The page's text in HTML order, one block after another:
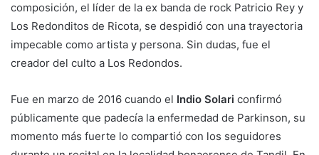
composición, el líder de la ex banda de rock Patricio Rey y
Los Redonditos de Ricota, se despidió con una trayectoria
impecable como artista y persona. Sin dudas, fue el
creador del culto a Los Redondos.
Fue en marzo de 2016 cuando el Indio Solari confirmó
públicamente que padecía la enfermedad de Parkinson, su
momento más fuerte lo compartió con los seguidores